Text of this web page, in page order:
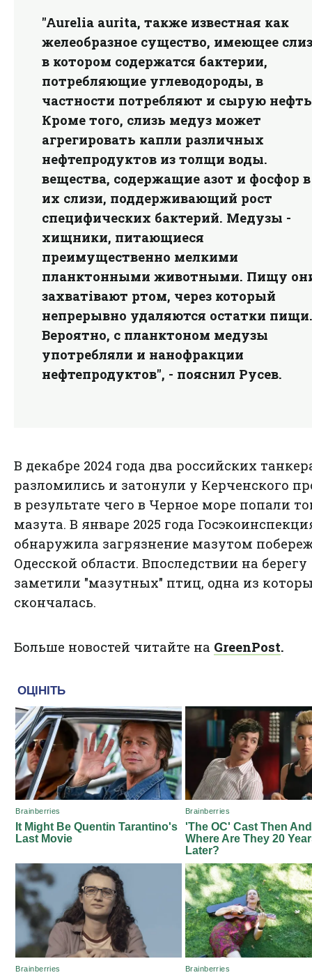
"Aurelia aurita, также известная как
желеобразное существо, имеющее
в котором содержатся бактерии,
потребляющие углеводороды, в
частности потребляют и сырую
Кроме того, слизь медуз может
агрегировать капли различных
нефтепродуктов из толщи воды.
вещества, содержащие азот и фосфор в
их слизи, поддерживающий рост
специфических бактерий. Медузы -
хищники, питающиеся
преимущественно мелкими
планктонными животными. Пищу
захватівают ртом, через который
непрерывно удаляются остатки пищи.
Вероятно, с планктоном медузы
употребляли и нанофракции
нефтепродуктов", - пояснил Русев.
В декабре 2024 года два российских
разломились и затонули у Керченского
в результате чего в Черное море попали
мазута. В январе 2025 года
обнаружила загрязнение мазутом
Одесской области. Впоследствии на берегу
заметили "мазутных" птиц, одна из
скончалась.
Больше новостей читайте на GreenPost.